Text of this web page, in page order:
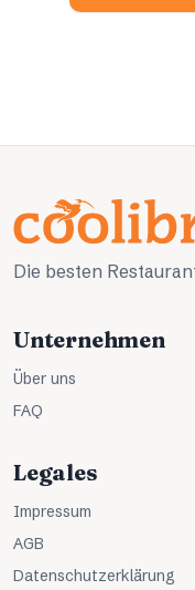
Die besten
Unternehmen
Über uns
FAQ
Legales
Impressum
AGB
Datenschutzerklärung